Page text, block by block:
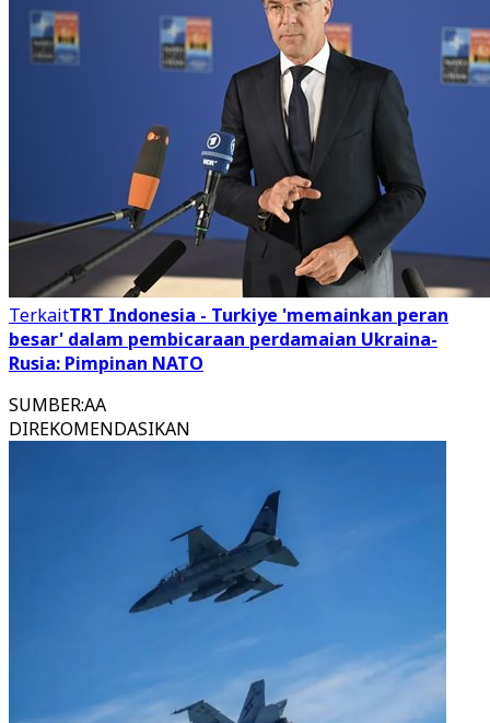
TerkaitTRT Indonesia - Turkiye 'memainkan peran
besar' dalam pembicaraan perdamaian Ukraina-
Rusia: Pimpinan NATO
SUMBER:AA
DIREKOMENDASIKAN